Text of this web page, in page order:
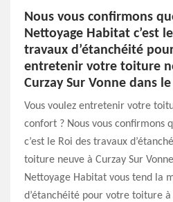
Nous vous confirmons
Nettoyage Habitat c’est
travaux d’étanchéité
entretenir votre toiture
Curzay Sur Vonne dans
Vous voulez entretenir votre
confort ? Nous vous confirmons
c’est le Roi des travaux
toiture neuve à Curzay Sur
Nettoyage Habitat vous tend la
d’étanchéité pour votre toiture à